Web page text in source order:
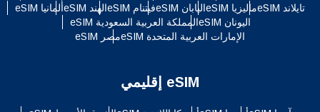
تايلاند eSIM
ماليزيا eSIM اليابان eSIM فيتنام eSIM الهند eSIM
ألمانيا eSIM
اليونان eSIM
المملكة العربية السعودية eSIM
الإمارات العربية المتحدة eSIM
مصر eSIM
eSIM إقليمي